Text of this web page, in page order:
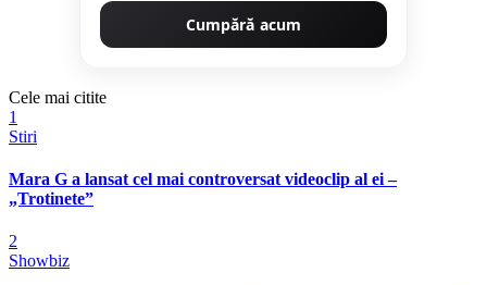
Cumpără acum
Cele mai citite
1
Stiri
Mara G a lansat cel mai controversat videoclip al ei –
„Trotinete”
2
Showbiz